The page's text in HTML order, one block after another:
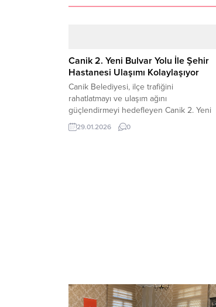
Canik 2. Yeni Bulvar Yolu İle Şehir
Hastanesi Ulaşımı Kolaylaşıyor
Canik Belediyesi, ilçe trafiğini
rahatlatmayı ve ulaşım ağını
güçlendirmeyi hedefleyen Canik 2. Yeni
Bulvar Yolu projesinin yapım çalışmalarını
sürdürüyor. Canik Belediye Başkanı
29.01.2026 0